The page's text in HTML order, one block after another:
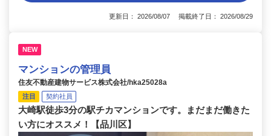
更新日： 2026/08/07 掲載終了日： 2026/08/29
NEW
マンションの管理員
住友不動産建物サービス株式会社/hka25028a
注目 契約社員
大崎駅徒歩3分の駅チカマンションです。まだまだ働きた
い方にオススメ！【品川区】